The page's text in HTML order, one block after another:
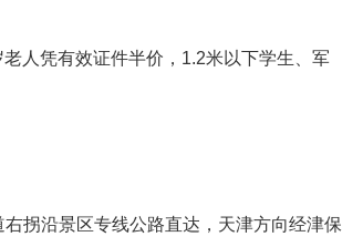
人凭有效证件半价，1.2米以下学生、军
拐沿景区专线公路直达，天津方向经津保